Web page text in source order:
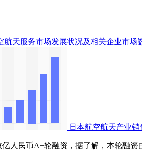
航天服务市场发展状况及相关企业市场
日本航空航天产业
民币A+轮融资，据了解，本轮融资